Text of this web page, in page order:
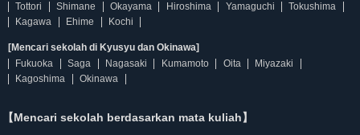
Tottori
Shimane Okayama Hiroshima Yamaguchi
Tokushima
Kagawa
Ehime Kochi
[Mencari sekolah di Kyusyu dan Okinawa]
Fukuoka
Saga Nagasaki Kumamoto Oita
Miyazaki
Kagoshima
Okinawa
【Mencari sekolah berdasarkan mata kuliah】